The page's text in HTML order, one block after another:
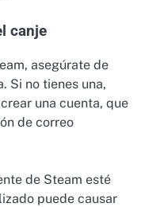
canje
asegúrate de
Si no tienes una,
una cuenta, que
de correo
de Steam esté
puede causar